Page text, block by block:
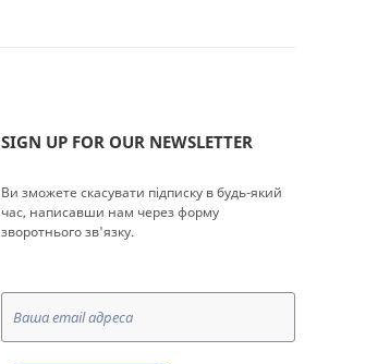
SIGN UP FOR OUR NEWSLETTER
Ви зможете скасувати підписку в будь-який
час, написавши нам через форму
зворотнього зв'язку.